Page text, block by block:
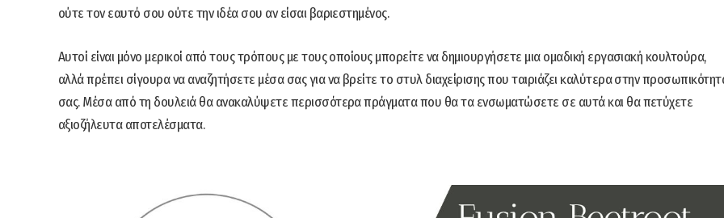
ούτε τον εαυτό σου ούτε την ιδέα σου αν είσαι βαριεστημένος.
Αυτοί είναι μόνο μερικοί από τους τρόπους με τους οποίους μπορείτε να δημιουργήσετε μια ομαδική εργασιακή κουλτούρα,
αλλά πρέπει σίγουρα να αναζητήσετε μέσα σας για να βρείτε το στυλ διαχείρισης που ταιριάζει καλύτερα στην
σας. Μέσα από τη δουλειά θα ανακαλύψετε περισσότερα πράγματα που θα τα ενσωματώσετε σε αυτά και θα πετύχετε
αξιοζήλευτα αποτελέσματα.